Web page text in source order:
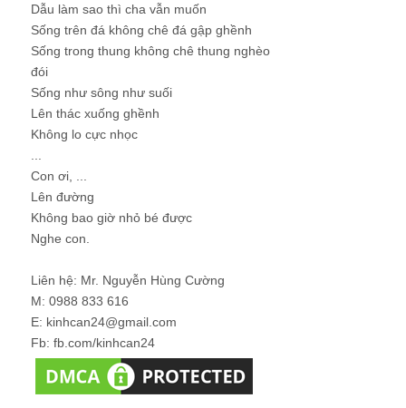
Dẫu làm sao thì cha vẫn muốn
Sống trên đá không chê đá gập ghềnh
Sống trong thung không chê thung nghèo
đói
Sống như sông như suối
Lên thác xuống ghềnh
Không lo cực nhọc
Con ơi, ...
Lên đường
Không bao giờ nhỏ bé được
Nghe con.
Liên hệ: Mr. Nguyễn Hùng Cường
M: 0988 833 616
E: kinhcan24@gmail.com
Fb: fb.com/kinhcan24